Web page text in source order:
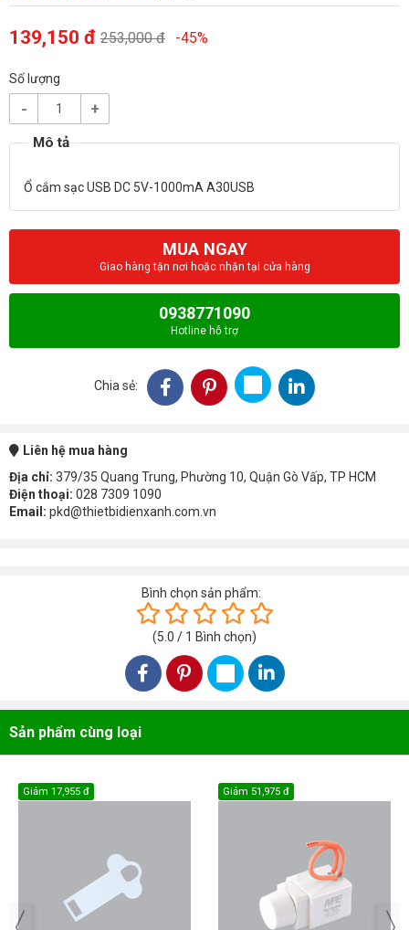
139,150 đ 253,000 đ -45%
Số lượng
- +
MUA NGAY
Giao hàng tận nơi hoặc nhận tại cửa hàng
0938771090
Hotline hỗ trợ
Chia sẻ:
Liên hệ mua hàng
Địa chỉ: 379/35 Quang Trung, Phường 10, Quận Gò Vấp, TP HCM
Điện thoại: 028 7309 1090
Email: pkd@thietbidienxanh.com.vn
Bình chọn sản phẩm:
(5.0 / 1 Bình chọn)
Sản phẩm cùng loại
Giảm 17,955 đ Giảm 51,975 đ